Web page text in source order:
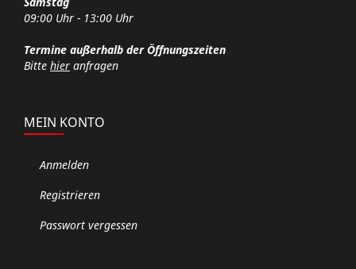
09:00 Uhr - 13:00 Uhr
Termine außerhalb der Öffnungszeiten
Bitte hier anfragen
MEIN KONTO
Anmelden
Registrieren
Passwort vergessen